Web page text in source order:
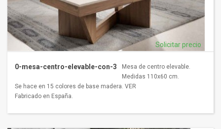
0-mesa-centro-elevable-con-3
Solicitar precio
Mesa de centro elevable.
Medidas 110x60 cm.
Se hace en 15 colores de base madera. VER
Fabricado en España.